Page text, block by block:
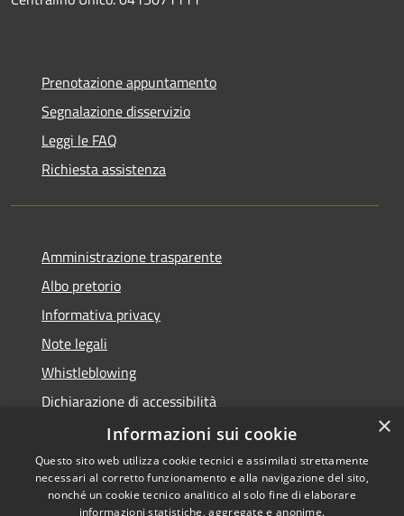
Prenotazione appuntamento
Segnalazione disservizio
Leggi le FAQ
Richiesta assistenza
Amministrazione trasparente
Albo pretorio
Informativa privacy
Note legali
Whistleblowing
Dichiarazione di accessibilità
Obiettivi di accessibilità
×
Informazioni sui cookie
Questo sito web utilizza cookie tecnici e assimilati strettamente
necessari al corretto funzionamento e alla navigazione del sito,
nonché un cookie tecnico analitico al solo fine di elaborare
informazioni statistiche, aggregate e anonime.